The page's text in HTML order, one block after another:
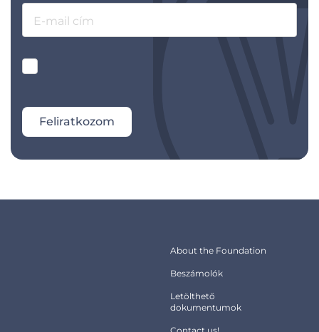
E-mail cím
Feliratkozom
About the Foundation
Beszámolók
Letölthető
dokumentumok